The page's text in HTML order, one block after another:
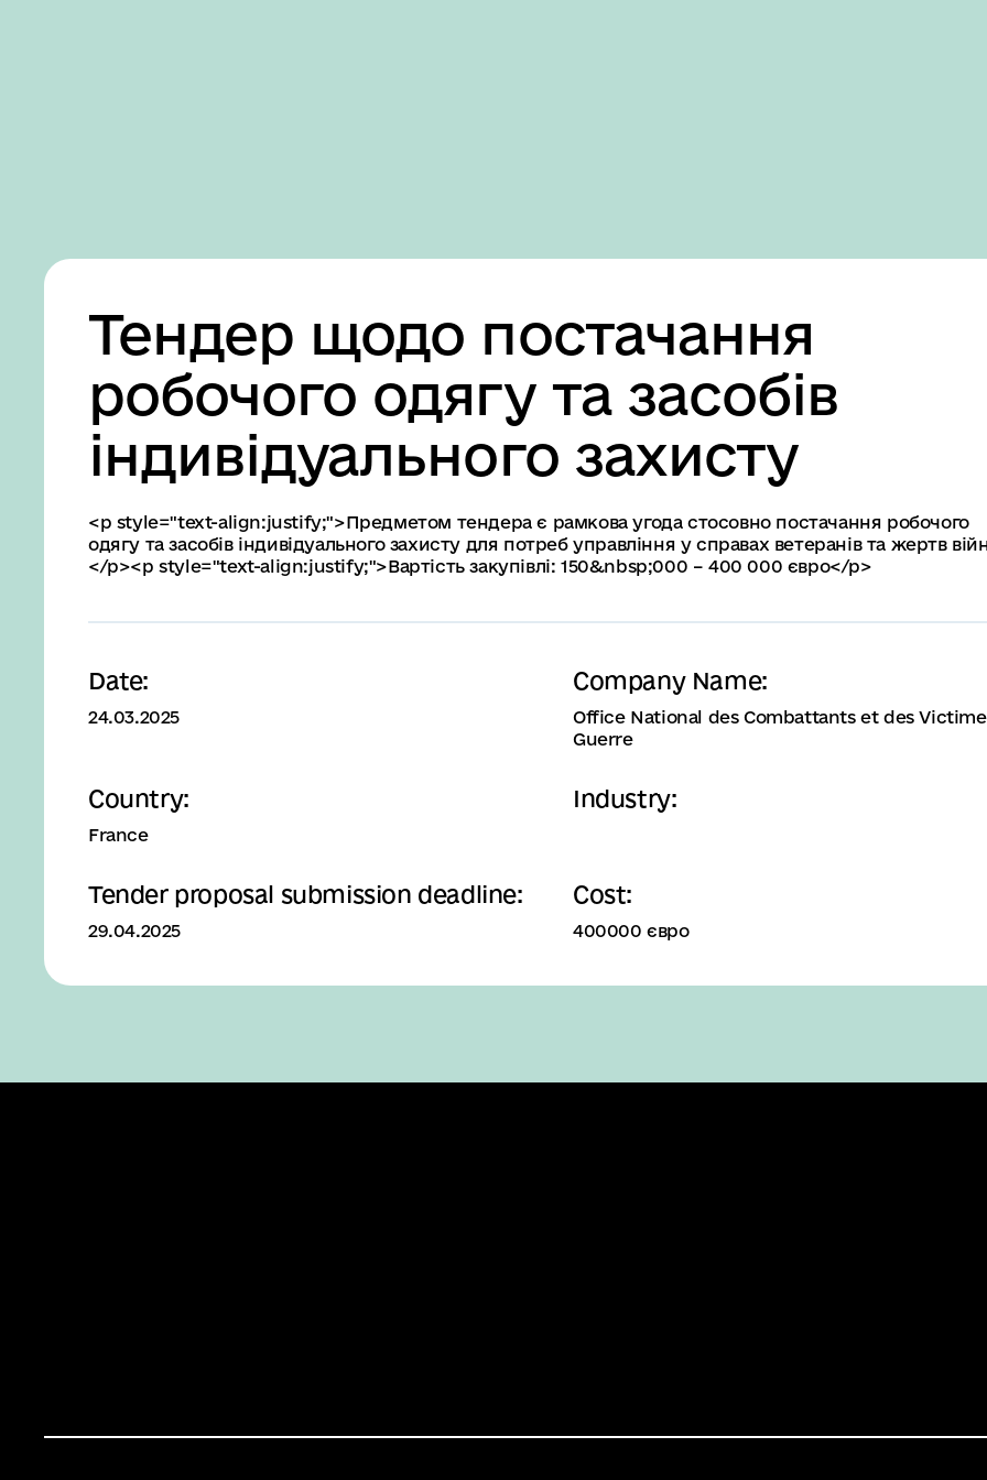
Тендер щодо постачання
робочого одягу та засобів
індивідуального захисту
<p style="text-align:justify;">Предметом тендера є рамкова угода стосовно постачання робочого
одягу та засобів індивідуального захисту для потреб управління у справах ветеранів та жертв
</p><p style="text-align:justify;">Вартість закупівлі: 150&nbsp;000 – 400 000 євро</p>
Date:
24.03.2025
Company Name:
Office National des Combattants et des
Guerre
Country:
France
Industry:
Tender proposal submission deadline:
29.04.2025
Cost:
400000 євро